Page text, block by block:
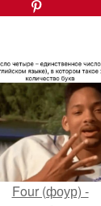
Four (фоур) -